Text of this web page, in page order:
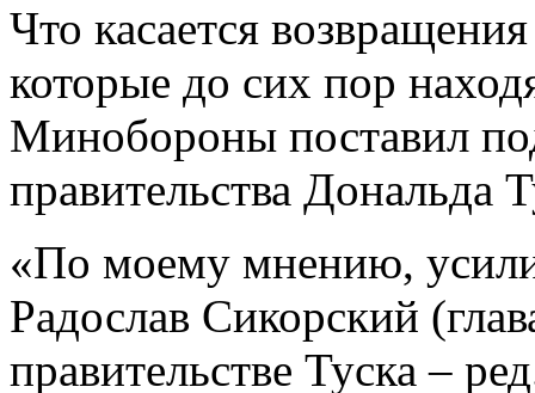
Что касается
которые до сих пор
Минобороны поставил
правительства Дональда
«По моему мнению,
Радослав Сикорский
правительстве Туска –